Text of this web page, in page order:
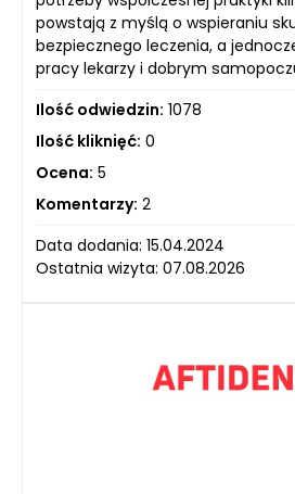
powstają z myślą o wspieraniu
bezpiecznego leczenia, a
pracy lekarzy i dobrym
Ilość odwiedzin: 1078
Ilość kliknięć: 0
Ocena: 5
Komentarzy: 2
Data dodania: 15.04.2024
Ostatnia wizyta: 07.08.2026